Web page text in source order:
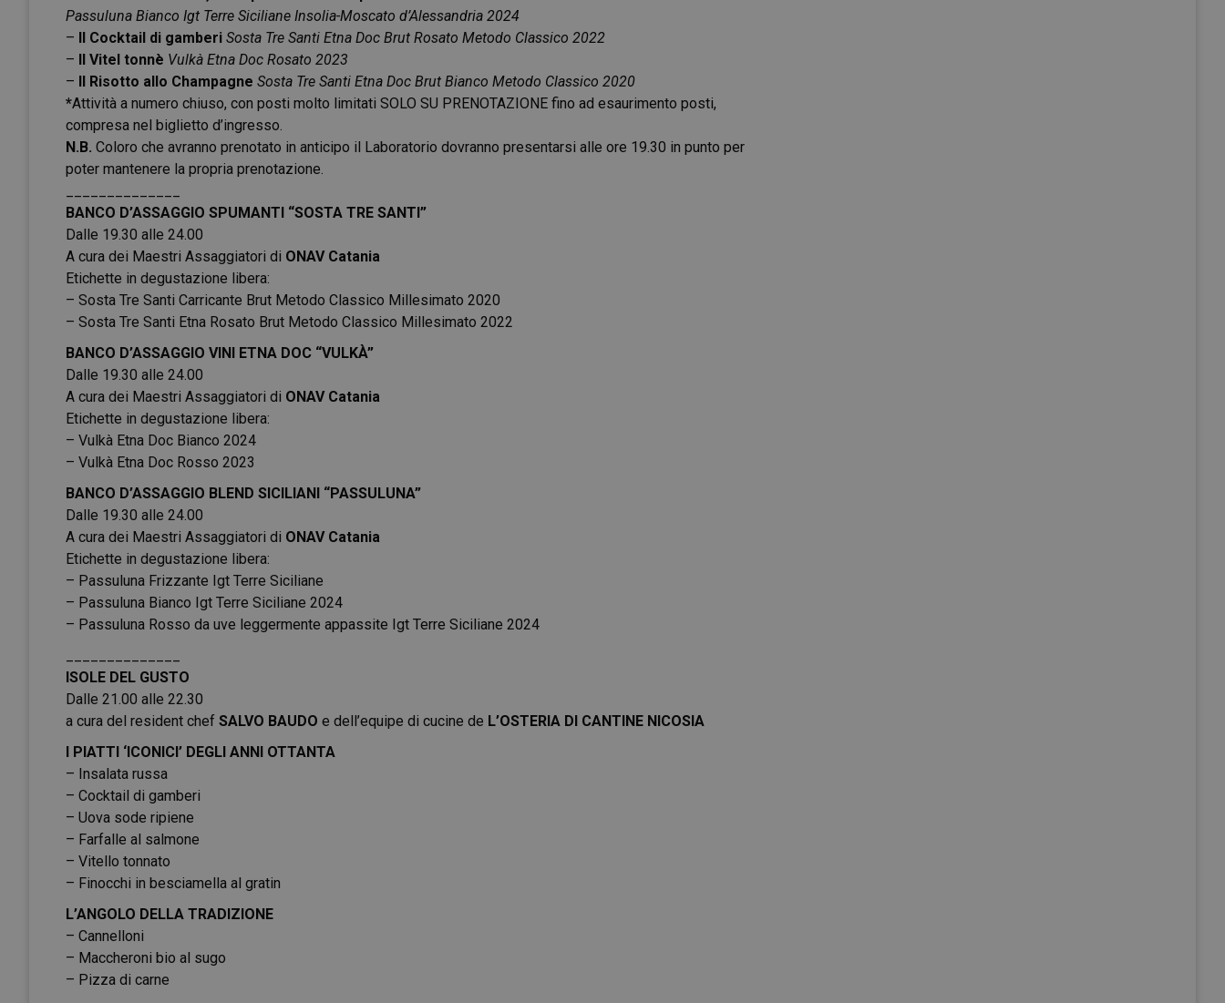
Passuluna Bianco Igt Terre Siciliane Insolia-Moscato d’Alessandria 2024
– Il Cocktail di gamberi Sosta Tre Santi Etna Doc Brut Rosato Metodo Classico 2022
– Il Vitel tonnè Vulkà Etna Doc Rosato 2023
– Il Risotto allo Champagne Sosta Tre Santi Etna Doc Brut Bianco Metodo Classico 2020
*Attività a numero chiuso, con posti molto limitati SOLO SU PRENOTAZIONE fino ad esaurimento posti,
compresa nel biglietto d’ingresso.
N.B. Coloro che avranno prenotato in anticipo il Laboratorio dovranno presentarsi alle ore 19.30 in punto per
poter mantenere la propria prenotazione.
BANCO D’ASSAGGIO SPUMANTI “SOSTA TRE SANTI”
Dalle 19.30 alle 24.00
A cura dei Maestri Assaggiatori di ONAV Catania
Etichette in degustazione libera:
– Sosta Tre Santi Carricante Brut Metodo Classico Millesimato 2020
– Sosta Tre Santi Etna Rosato Brut Metodo Classico Millesimato 2022
BANCO D’ASSAGGIO VINI ETNA DOC “VULKÀ”
Dalle 19.30 alle 24.00
A cura dei Maestri Assaggiatori di ONAV Catania
Etichette in degustazione libera:
– Vulkà Etna Doc Bianco 2024
– Vulkà Etna Doc Rosso 2023
BANCO D’ASSAGGIO BLEND SICILIANI “PASSULUNA”
Dalle 19.30 alle 24.00
A cura dei Maestri Assaggiatori di ONAV Catania
Etichette in degustazione libera:
– Passuluna Frizzante Igt Terre Siciliane
– Passuluna Bianco Igt Terre Siciliane 2024
– Passuluna Rosso da uve leggermente appassite Igt Terre Siciliane 2024
ISOLE DEL GUSTO
Dalle 21.00 alle 22.30
a cura del resident chef SALVO BAUDO e dell’equipe di cucine de L’OSTERIA DI CANTINE NICOSIA
I PIATTI ‘ICONICI’ DEGLI ANNI OTTANTA
– Insalata russa
– Cocktail di gamberi
– Uova sode ripiene
– Farfalle al salmone
– Vitello tonnato
– Finocchi in besciamella al gratin
L’ANGOLO DELLA TRADIZIONE
– Cannelloni
– Maccheroni bio al sugo
– Pizza di carne